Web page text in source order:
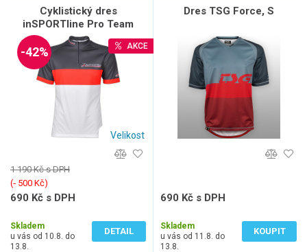
Cyklistický dres
inSPORTline Pro Team
AKCE
-42%
Velikost
1 190 Kč s DPH
(‐ 500 Kč)
690 Kč s DPH
Skladem
u vás od 10.8. do
13.8.
DETAIL
Dres TSG Force, S
690 Kč s DPH
Skladem
u vás od 11.8. do
13.8.
KOUPIT